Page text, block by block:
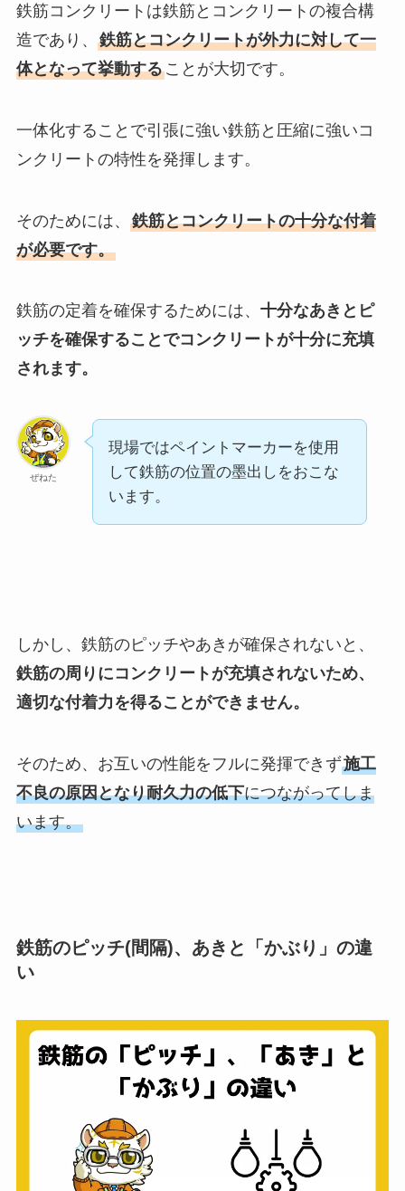
鉄筋コンクリートは鉄筋とコンクリートの複合構
造であり、 鉄筋とコンクリートが外力に対して一
体となって挙動することが大切です。
一体化することで引張に強い鉄筋と圧縮に強いコ
ンクリートの特性を発揮します。
そのためには、 鉄筋とコンクリートの十分な付着
が必要です。
鉄筋の定着を確保するためには、 十分なあきとピ
ッチを確保することでコンクリートが十分に充填
されます。
ぜねた
現場ではペイントマーカーを使用
して鉄筋の位置の墨出しをおこな
います。
しかし、鉄筋のピッチやあきが確保されないと、
鉄筋の周りにコンクリートが充填されないため、
適切な付着力を得ることができません。
そのため、お互いの性能をフルに発揮できず施工
不良の原因となり耐久力の低下につながってしま
います。
鉄筋のピッチ(間隔)、あきと「かぶり」の違
い